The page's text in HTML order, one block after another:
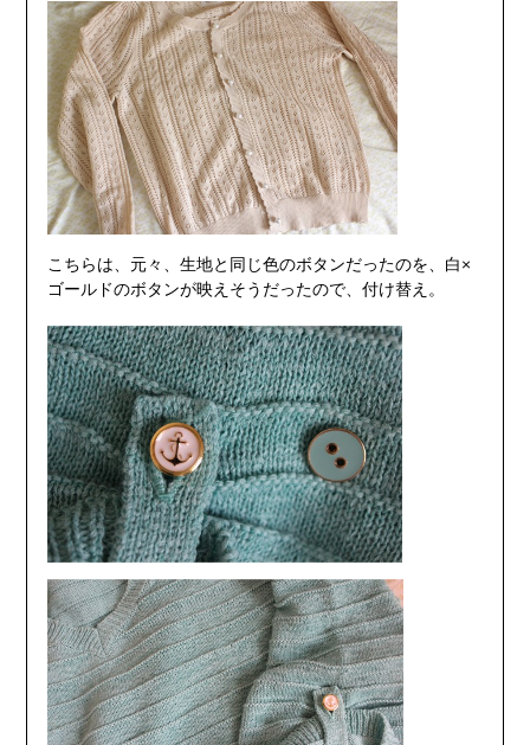
こちらは、元々、生地と同じ色のボタンだったのを、白×
ゴールドのボタンが映えそうだったので、付け替え。